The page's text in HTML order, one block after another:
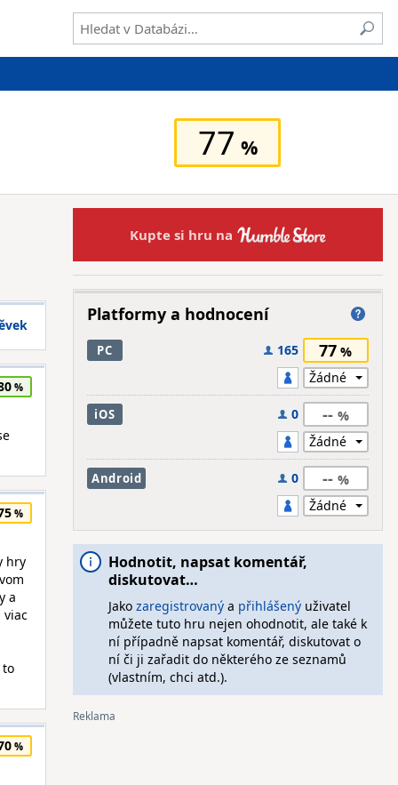
77
hry
a
viac
to
Kupte si hru na
Platformy a hodnocení
PC 165 77
iOS 0 --
Android 0 --
Hodnotit, napsat komentář,
diskutovat…
Jako zaregistrovanýa přihlášenýuživatel
můžete tuto hru nejen ohodnotit, ale také k
ní případně napsat komentář, diskutovat o
ní či ji zařadit do některého ze seznamů
(vlastním, chci atd.).